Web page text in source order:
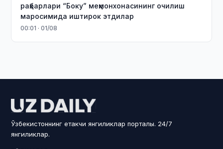
раҳбарлари “Боку” меҳмонхонасининг очилиш
маросимида иштирок этдилар
00:01 · 01/08
Ўзбекистоннинг етакчи янгиликлар порталы. 24/7
янгиликлар.